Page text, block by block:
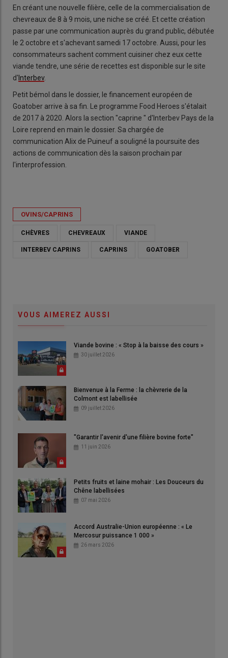
En créant une nouvelle filière, celle de la commercialisation de
chevreaux de 8 à 9 mois, une niche se créé. Et cette création
passe par une communication auprès du grand public, débutée
le 2 octobre et s'achevant samedi 17 octobre. Aussi, pour les
consommateurs sachent comment cuisiner chez eux cette
viande tendre, une série de recettes est disponible sur le site
d' Interbev.
Petit bémol dans le dossier, le financement européen de
Goatober arrive à sa fin. Le programme Food Heroes s'étalait
de 2017 à 2020. Alors la section "caprine " d'Interbev Pays de la
Loire reprend en main le dossier. Sa chargée de
communication Alix de Puineuf a souligné la poursuite des
actions de communication dès la saison prochain par
l'interprofession.
OVINS/CAPRINS
CHÈVRES CHEVREAUX VIANDE
INTERBEV CAPRINS CAPRINS GOATOBER
VOUS AIMEREZ AUSSI
Viande bovine : « Stop à la baisse des cours »
30 juillet 2026
Bienvenue à la Ferme : la chèvrerie de la
Colmont est labellisée
09 juillet 2026
"Garantir l'avenir d'une filière bovine forte"
11 juin 2026
Petits fruits et laine mohair : Les Douceurs du
Chêne labellisées
07 mai 2026
Accord Australie-Union européenne : « Le
Mercosur puissance 1 000 »
26 mars 2026